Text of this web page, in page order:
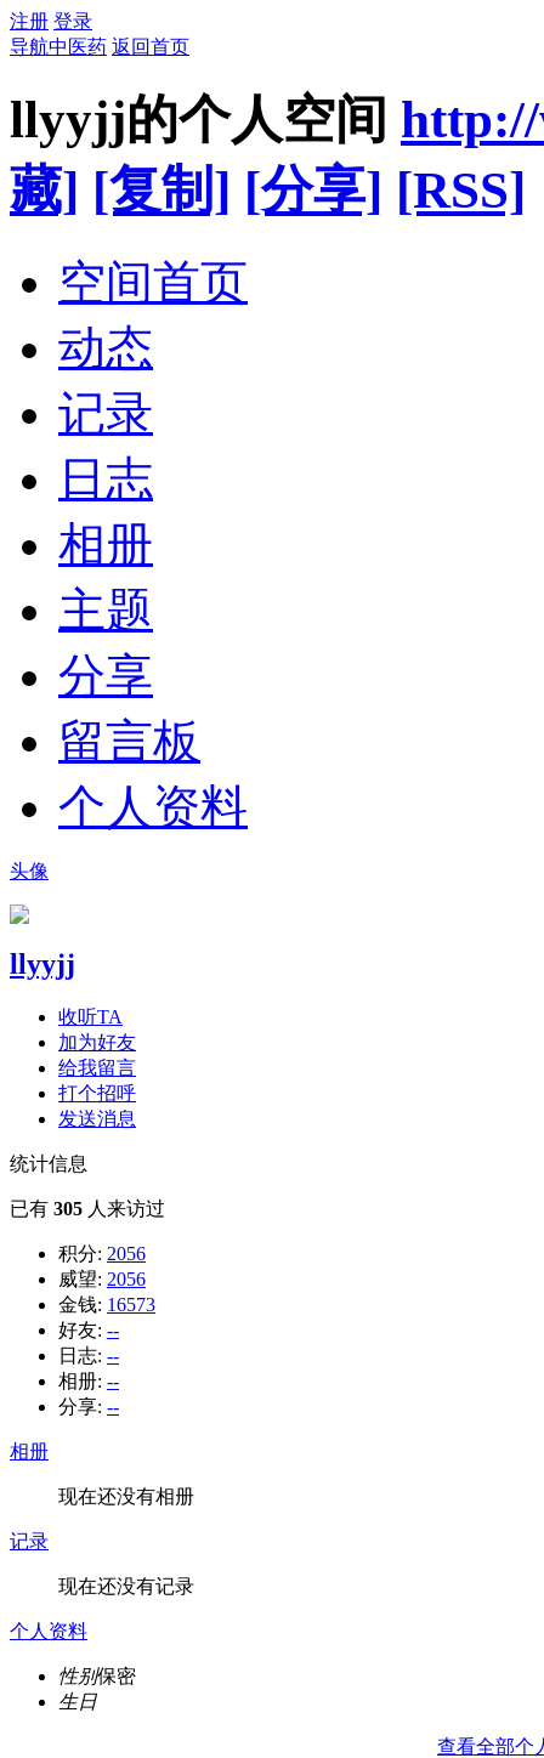
注册 登录
导航中医药 返回首页
llyyjj的个人空间 http://
藏] [复制] [分享] [RSS]
空间首页
动态
记录
日志
相册
主题
分享
留言板
个人资料
头像
llyyjj
收听TA
加为好友
给我留言
打个招呼
发送消息
统计信息
已有 305 人来访过
积分: 2056
威望: 2056
金钱: 16573
好友: --
日志: --
相册: --
分享: --
相册
现在还没有相册
记录
现在还没有记录
个人资料
性别保密
生日
查看全部个